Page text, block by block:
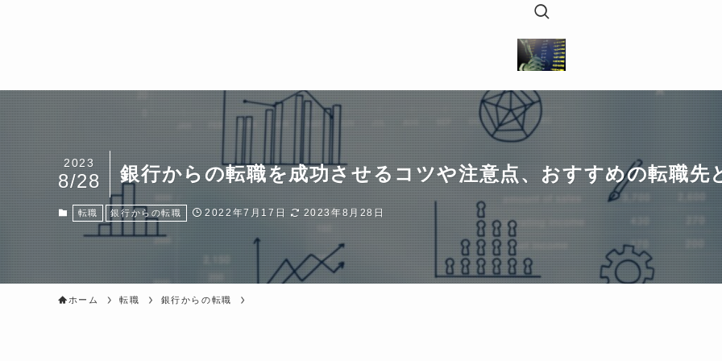
銀行からの転職を成功させるコツや注意点、おすすめの転職先
2023
8/28
転職 銀行からの転職 2022年7月17日 2023年8月28日
ホーム 転職 銀行からの転職